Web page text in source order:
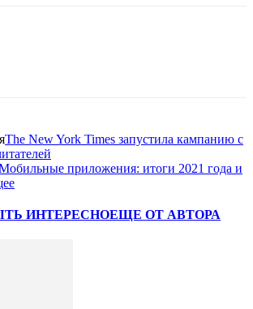
The New York Times запустила кампанию с
приложения: итоги 2021 года и
ИНТЕРЕСНОЕЩЕ ОТ АВТОРА